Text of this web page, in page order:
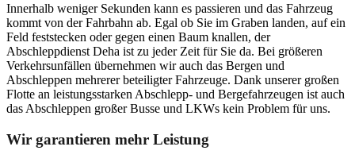
Innerhalb weniger Sekunden kann es passieren und das Fahrzeug
kommt von der Fahrbahn ab. Egal ob Sie im Graben landen, auf ein
Feld feststecken oder gegen einen Baum knallen, der
Abschleppdienst Deha ist zu jeder Zeit für Sie da. Bei größeren
Verkehrsunfällen übernehmen wir auch das Bergen und
Abschleppen mehrerer beteiligter Fahrzeuge. Dank unserer großen
Flotte an leistungsstarken Abschlepp- und Bergefahrzeugen ist auch
das Abschleppen großer Busse und LKWs kein Problem für uns.
Wir garantieren mehr Leistung